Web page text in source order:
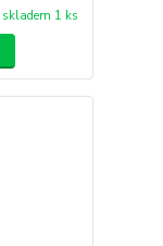
skladem 1 ks